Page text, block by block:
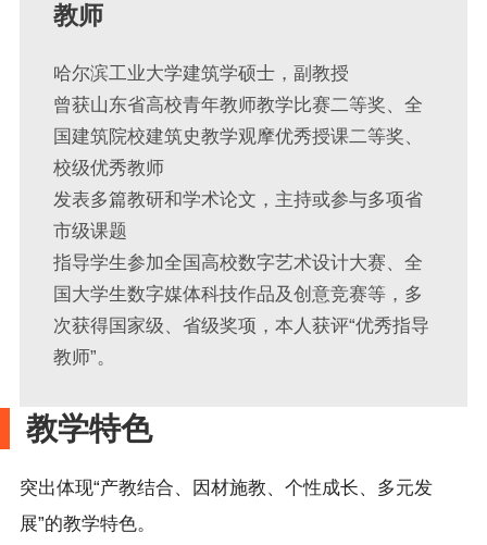
教师
哈尔滨工业大学建筑学硕士，副教授
曾获山东省高校青年教师教学比赛二等奖、全
国建筑院校建筑史教学观摩优秀授课二等奖、
校级优秀教师
发表多篇教研和学术论文，主持或参与多项省
市级课题
指导学生参加全国高校数字艺术设计大赛、全
国大学生数字媒体科技作品及创意竞赛等，多
次获得国家级、省级奖项，本人获评“优秀指导
教师”。
教学特色
突出体现“产教结合、因材施教、个性成长、多元发
展”的教学特色。